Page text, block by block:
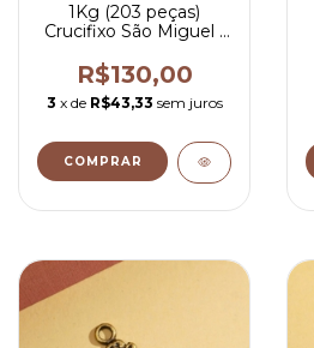
1Kg (203 peças)
Crucifixo São Miguel -
R$130,00
3 x de R$43,33 sem juros
COMPRAR